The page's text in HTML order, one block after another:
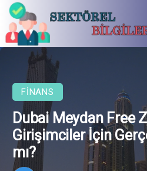
FINANS
Dubai Meydan Free
Girişimciler İçin
mı?